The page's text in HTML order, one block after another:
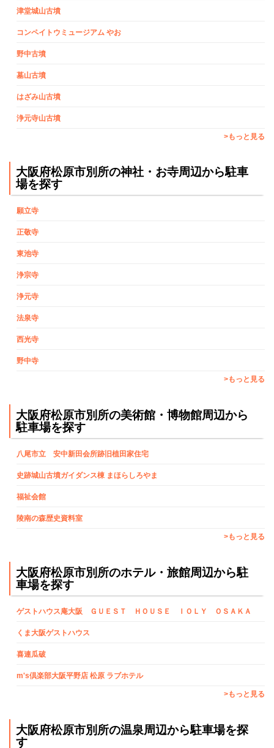
津堂城山古墳
コンペイトウミュージアム やお
野中古墳
墓山古墳
はざみ山古墳
浄元寺山古墳
>もっと見る
大阪府松原市別所の神社・お寺周辺から駐車
場を探す
願立寺
正敬寺
東池寺
浄宗寺
浄元寺
法泉寺
西光寺
野中寺
>もっと見る
大阪府松原市別所の美術館・博物館周辺から
駐車場を探す
八尾市立 安中新田会所跡旧植田家住宅
史跡城山古墳ガイダンス棟 まほらしろやま
福祉会館
陵南の森歴史資料室
>もっと見る
大阪府松原市別所のホテル・旅館周辺から駐
車場を探す
ゲストハウス庵大阪 ＧＵＥＳＴ ＨＯＵＳＥ ＩＯＬＹ ＯＳＡＫＡ
くま大阪ゲストハウス
喜連瓜破
m's倶楽部大阪平野店 松原 ラブホテル
>もっと見る
大阪府松原市別所の温泉周辺から駐車場を探
す